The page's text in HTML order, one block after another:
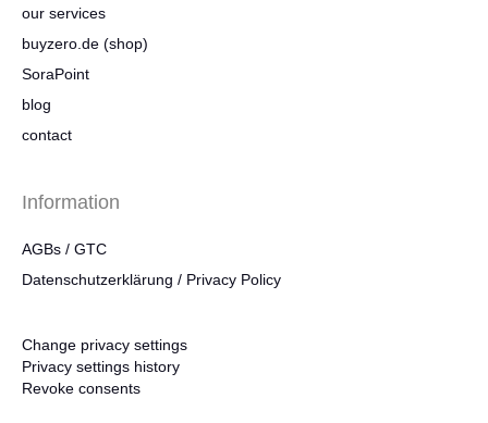
our services
buyzero.de (shop)
SoraPoint
blog
contact
Information
AGBs / GTC
Datenschutzerklärung / Privacy Policy
Change privacy settings
Privacy settings history
Revoke consents